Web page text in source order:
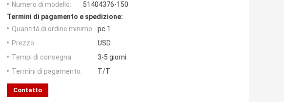
Numero di modello:
51404376-150
Termini di pagamento e spedizione:
Quantità di ordine minimo: pc 1
Prezzo:
USD
Tempi di consegna:
3-5 giorni
Termini di pagamento:
T/T
Contatto